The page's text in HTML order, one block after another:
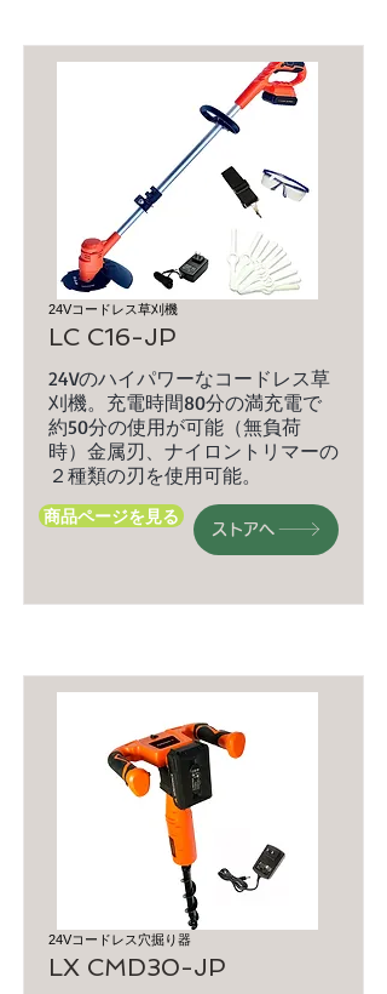
24Vコードレス草刈機
LC C16-JP
24Vのハイパワーなコードレス草
刈機。充電時間80分の満充電で
約50分の使用が可能（無負荷
時）金属刃、ナイロントリマーの
２種類の刃を使用可能。
商品ページを見る
ストアへ
24Vコードレス穴掘り器
LX CMD30-JP